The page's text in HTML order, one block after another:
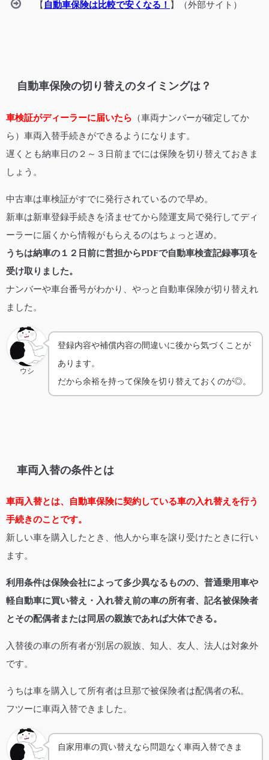
【 自動車保険は比較で安くなる！ 】（外部サイト）
自動車保険の切り替えのタイミングは？
車検証がディーラーに届いたら （車両ナンバーが確定してか
ら）車両入替手続きができるようになります。
遅くとも納車日の２～３日前までには保険を切り替えておきま
しょう。
中古車は車検証がすでに発行されているので早め。
新車は新車登録手続きを済ませてから陸運支局で発行してディ
ーラーに届くから情報がもらえるのはちょっと遅め。
うちは納車の１２日前に営担からPDFで自動車検査記録事項を
受け取りました。
ナンバーや車台番号がわかり、やっと自動車保険が切り替えれ
ました。
ウシ
登録内容や補償内容の間違いに後から気づくことが
あります。
だから余裕を持って保険を切り替えておくのが◎。
車両入替の条件とは
車両入替とは、自動車保険に契約している車の入れ替えを行う
手続きのことです。
新しい車を購入したとき、他人から車を譲り受けたときに行い
ます。
利用条件は保険会社によって多少異なるものの、普通乗用車や
軽自動車に買い替え・入れ替え前の車の所有者、記名被保険者
とその配偶者または同居の親族であれば大体できる。
入替後の車の所有者が別居の親族、知人、友人、法人は対象外
です。
うちは車を購入して所有者は旦那で被保険者は配偶者の私。
フツーに車両入替できました。
自家用車の買い替えなら問題なく車両入替できま